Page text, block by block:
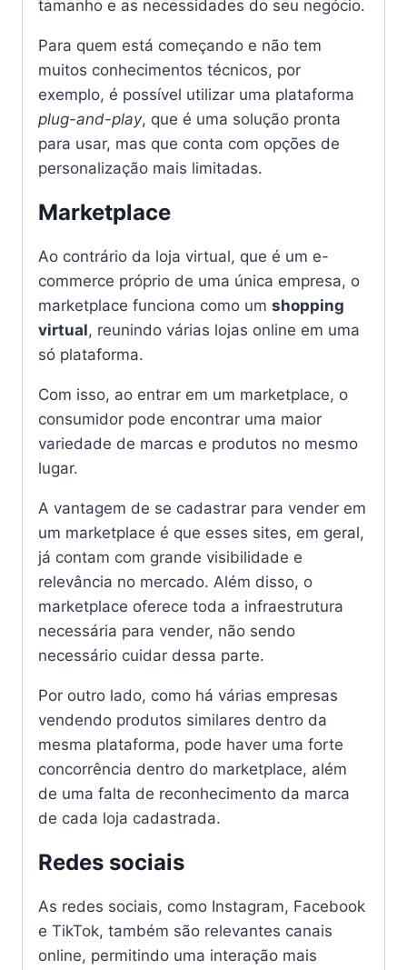
tamanho e as necessidades do seu negócio.
Para quem está começando e não tem
muitos conhecimentos técnicos, por
exemplo, é possível utilizar uma plataforma
plug-and-play, que é uma solução pronta
para usar, mas que conta com opções de
personalização mais limitadas.
Marketplace
Ao contrário da loja virtual, que é um e-
commerce próprio de uma única empresa, o
marketplace funciona como um shopping
virtual, reunindo várias lojas online em uma
só plataforma.
Com isso, ao entrar em um marketplace, o
consumidor pode encontrar uma maior
variedade de marcas e produtos no mesmo
lugar.
A vantagem de se cadastrar para vender em
um marketplace é que esses sites, em geral,
já contam com grande visibilidade e
relevância no mercado. Além disso, o
marketplace oferece toda a infraestrutura
necessária para vender, não sendo
necessário cuidar dessa parte.
Por outro lado, como há várias empresas
vendendo produtos similares dentro da
mesma plataforma, pode haver uma forte
concorrência dentro do marketplace, além
de uma falta de reconhecimento da marca
de cada loja cadastrada.
Redes sociais
As redes sociais, como Instagram, Facebook
e TikTok, também são relevantes canais
online, permitindo uma interação mais